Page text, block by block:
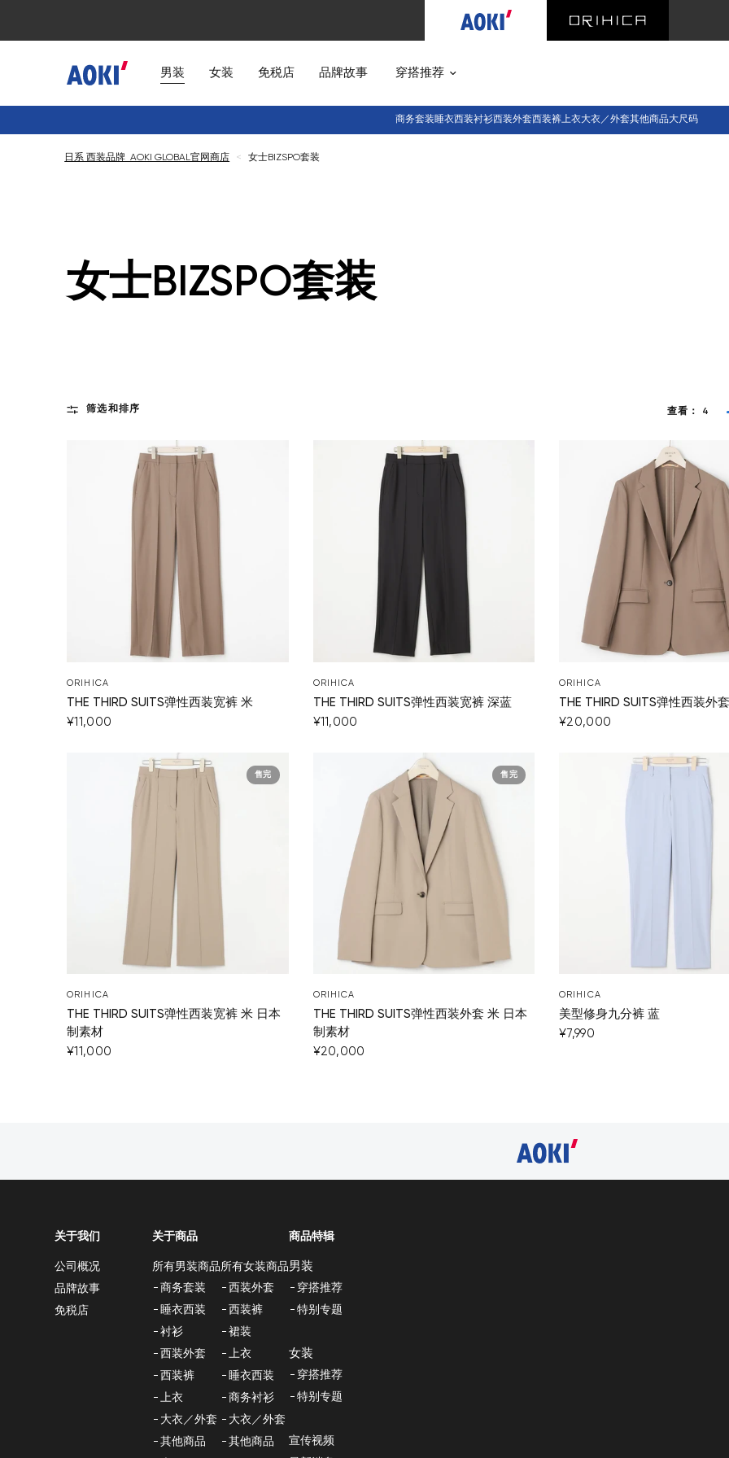
男装 女装 免税店 品牌故事 穿搭推荐
商务套装睡衣西装衬衫西装外套西装裤上衣大衣／外套其他商品大尺码
日系 西装品牌 AOKI GLOBAL官网商店 < 女士BIZSPO套装
女士BIZSPO套装
筛选和排序 查看： 4
ORIHICA
THE THIRD SUITS弹性西装宽裤 米
¥11,000
ORIHICA
THE THIRD SUITS弹性西装宽裤 深蓝
¥11,000
ORIHICA
THE THIRD SUITS弹性西装外
¥20,000
售完
ORIHICA
THE THIRD SUITS弹性西装宽裤 米 日本
制素材
¥11,000
售完
ORIHICA
THE THIRD SUITS弹性西装外套 米 日本
制素材
¥20,000
ORIHICA
美型修身九分裤 蓝
¥7,990
关于我们
公司概况
品牌故事
免税店
关于商品
所有男装商品
商务套装
睡衣西装
衬衫
西装外套
西装裤
上衣
大衣／外套
其他商品
所有女装商品
西装外套
西装裤
裙装
上衣
睡衣西装
商务衬衫
大衣／外套
其他商品
商品特辑
男装
穿搭推荐
特别专题
女装
穿搭推荐
特别专题
宣传视频